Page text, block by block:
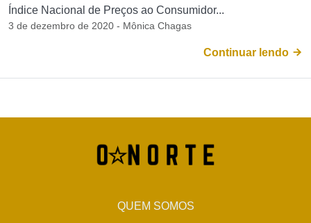
Índice Nacional de Preços ao Consumidor...
3 de dezembro de 2020 - Mônica Chagas
Continuar lendo
QUEM SOMOS